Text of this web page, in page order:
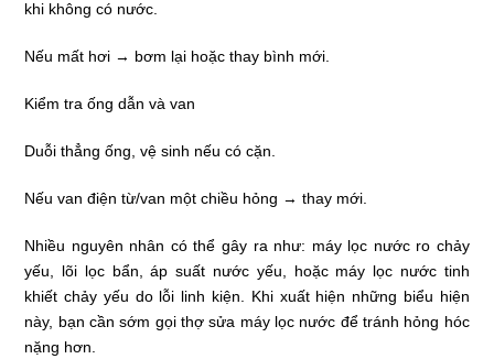
khi không có nước.
Nếu mất hơi → bơm lại hoặc thay bình mới.
Kiểm tra ống dẫn và van
Duỗi thẳng ống, vệ sinh nếu có cặn.
Nếu van điện từ/van một chiều hỏng → thay mới.
Nhiều nguyên nhân có thể gây ra như: máy lọc nước ro chảy
yếu, lõi lọc bẩn, áp suất nước yếu, hoặc máy lọc nước tinh
khiết chảy yếu do lỗi linh kiện. Khi xuất hiện những biểu hiện
này, bạn cần sớm gọi thợ sửa máy lọc nước để tránh hỏng hóc
nặng hơn.